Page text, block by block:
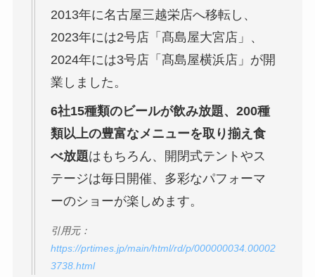
2013年に名古屋三越栄店へ移転し、
2023年には2号店「髙島屋大宮店」、
2024年には3号店「髙島屋横浜店」が開
業しました。
6社15種類のビールが飲み放題、200種
類以上の豊富なメニューを取り揃え食
べ放題はもちろん、開閉式テントやス
テージは毎日開催、多彩なパフォーマ
ーのショーが楽しめます。
引用元：
https://prtimes.jp/main/html/rd/p/000000034.00002
3738.html